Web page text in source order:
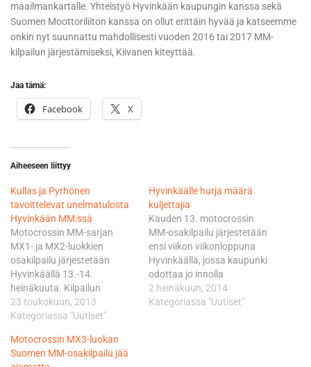
maailmankartalle. Yhteistyö Hyvinkään kaupungin kanssa sekä
Suomen Moottoriliiton kanssa on ollut erittäin hyvää ja katseemme
onkin nyt suunnattu mahdollisesti vuoden 2016 tai 2017 MM-
kilpailun järjestämiseksi, Kiivanen kiteyttää.
Jaa tämä:
Facebook X
Aiheeseen liittyy
Kullas ja Pyrhönen
tavoittelevat unelmatulosta
Hyvinkään MM:ssä
Motocrossin MM-sarjan
MX1- ja MX2-luokkien
osakilpailu järjestetään
Hyvinkäällä 13.-14.
heinäkuuta. Kilpailun
järjestäjänä toimii Suomen
Moottoriliitto ry ja Hyvinkään
Räikkösen omistaman
Ice1Racing-tiimin
23 toukokuun, 2013
Kategoriassa "Uutiset"
Hyvinkäälle hurja määrä
kuljettajia
Kauden 13. motocrossin
MM-osakilpailu järjestetään
ensi viikon viikonloppuna
Hyvinkäällä, jossa kaupunki
odottaa jo innolla
kansainvälisen sirkuksen
saapumista. Kilpailuun on
2 heinäkuun, 2014
Kategoriassa "Uutiset"
Motocrossin MX3-luokan
Suomen MM-osakilpailu jää